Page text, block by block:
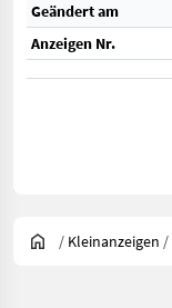
Geändert am
Anzeigen Nr.
/ Kleinanzeigen /